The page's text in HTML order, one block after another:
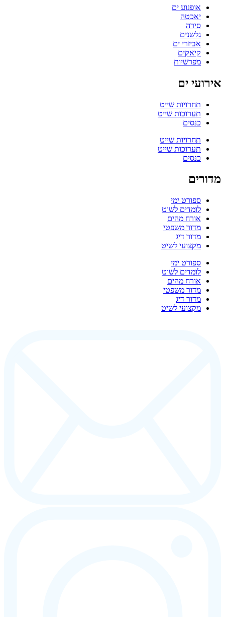
אופנוע ים
יאכטה
סירה
גלשנים
אביזרי ים
קיאקים
מפרשיות
אירועי ים
תחרויות שייט
תערוכות שייט
כנסים
תחרויות שייט
תערוכות שייט
כנסים
מדורים
ספורט ימי
לומדים לשוט
אורח מהים
מדור משפטי
מדור דיג
מקצועי לשיט
ספורט ימי
לומדים לשוט
אורח מהים
מדור משפטי
מדור דיג
מקצועי לשיט